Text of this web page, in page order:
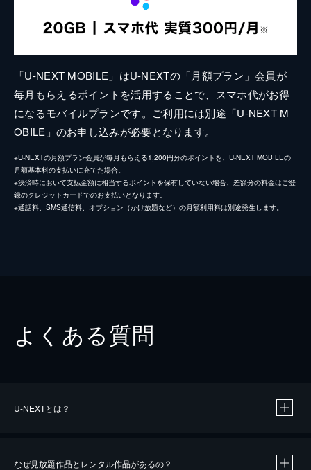
「U-NEXT MOBILE」はU-NEXTの「月額プラン」会員が
毎月もらえるポイントを活用することで、スマホ代がお得
になるモバイルプランです。ご利用には別途「U-NEXT M
OBILE」のお申し込みが必要となります。
※U-NEXTの月額プラン会員が毎月もらえる1,200円分のポイントを、U-NEXT MOBILEの
月額基本料の支払いに充てた場合。
※決済時において支払金額に相当するポイントを保有していない場合、差額分の料金はご登
録のクレジットカードでのお支払いとなります。
※通話料、SMS通信料、オプション（かけ放題など）の月額利用料は別途発生します。
よくある質問
U-NEXTとは？
なぜ見放題作品とレンタル作品があるの？